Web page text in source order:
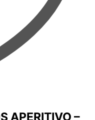
APERITIVO –